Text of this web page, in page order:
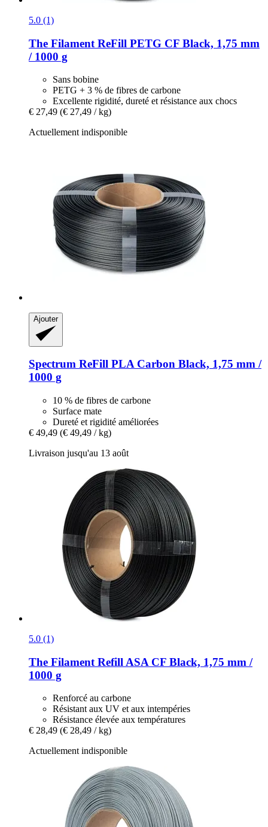
5.0 (1)
The Filament ReFill PETG CF Black, 1,75 mm
/ 1000 g
Sans bobine
PETG + 3 % de fibres de carbone
Excellente rigidité, dureté et résistance aux chocs
€ 27,49 (€ 27,49 / kg)
Actuellement indisponible
Ajouter
Spectrum ReFill PLA Carbon Black, 1,75 mm /
1000 g
10 % de fibres de carbone
Surface mate
Dureté et rigidité améliorées
€ 49,49 (€ 49,49 / kg)
Livraison jusqu'au 13 août
5.0 (1)
The Filament Refill ASA CF Black, 1,75 mm /
1000 g
Renforcé au carbone
Résistant aux UV et aux intempéries
Résistance élevée aux températures
€ 28,49 (€ 28,49 / kg)
Actuellement indisponible